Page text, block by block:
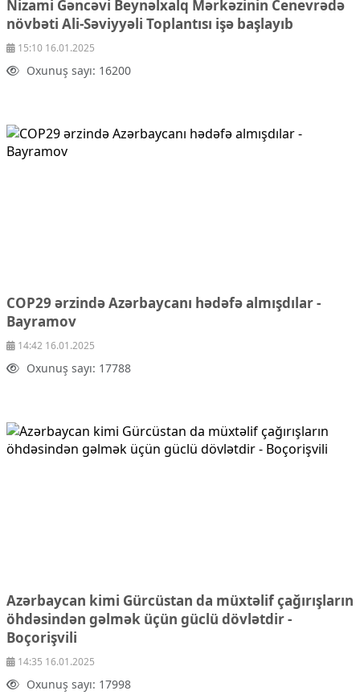
Çarpaz baxış
Təhlil
Siyasi
Geosiyasi
Araşdırma
Multimedia
Elm və təhsil
Mədəniyyət
Yüksəliş hekayəsi
Mədəniyyətimizin Zəfəri
Ailə və uşaq
Turizm
Telekommunikasiya və nəqliyyat
COP29
Cəmiyyət
Crossmedia.az - 1 yaş
Nizami Gəncəvi Beynəlxalq Mərkəzinin Cenevrədə
növbəti Ali-Səviyyəli Toplantısı işə başlayıb
15:10 16.01.2025
Oxunuş sayı: 16200
COP29 ərzində Azərbaycanı hədəfə almışdılar -
Bayramov
14:42 16.01.2025
Oxunuş sayı: 17788
Azərbaycan kimi Gürcüstan da müxtəlif çağırışların
öhdəsindən gəlmək üçün güclü dövlətdir -
Boçorişvili
14:35 16.01.2025
Oxunuş sayı: 17998